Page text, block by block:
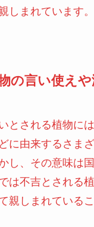
しまれています。
の言い使え
とされる植物に
に由来するさま
し、その意味は
は不吉とされる
親しまれている